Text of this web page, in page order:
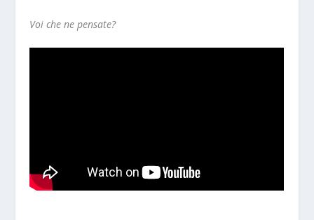
Voi che ne pensate?